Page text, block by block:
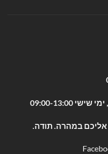
אליכם במהרה. תודה.